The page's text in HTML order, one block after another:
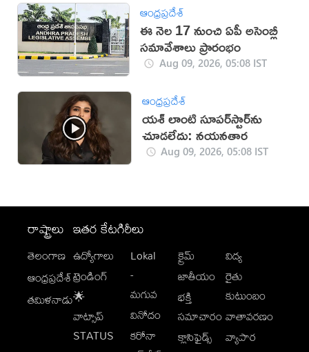
ఆంధ్రప్రదేశ్
ఈ నెల 17 నుంచి ఏపీ అసెంబ్లీ
సమావేశాలు ప్రారంభం
Aug 09, 2026, 05:08 IST
ఆంధ్రప్రదేశ్
యశ్ లాంటి సూపర్‌స్టార్‌ను
చూడలేదు: నయనతార
Aug 09, 2026, 05:08 IST
రాష్ట్రాలు
తెలంగాణ
ఆంధ్రప్రదేశ్
తమిళనాడు
ఇతర కేటగిరీలు
ఉద్యోగాలు
ట్రెండింగ్
🌟
వాట్సాప్
STATUS
Lokal
-
మగువ
వినోదం
కరోనా
క్రైమ్
జాతీయం
భక్తి
సమాచారం
క్లాసిఫైడ్స్
విద్య
రైతు
కుటుంబం
వాతావరణం
వ్యాపార